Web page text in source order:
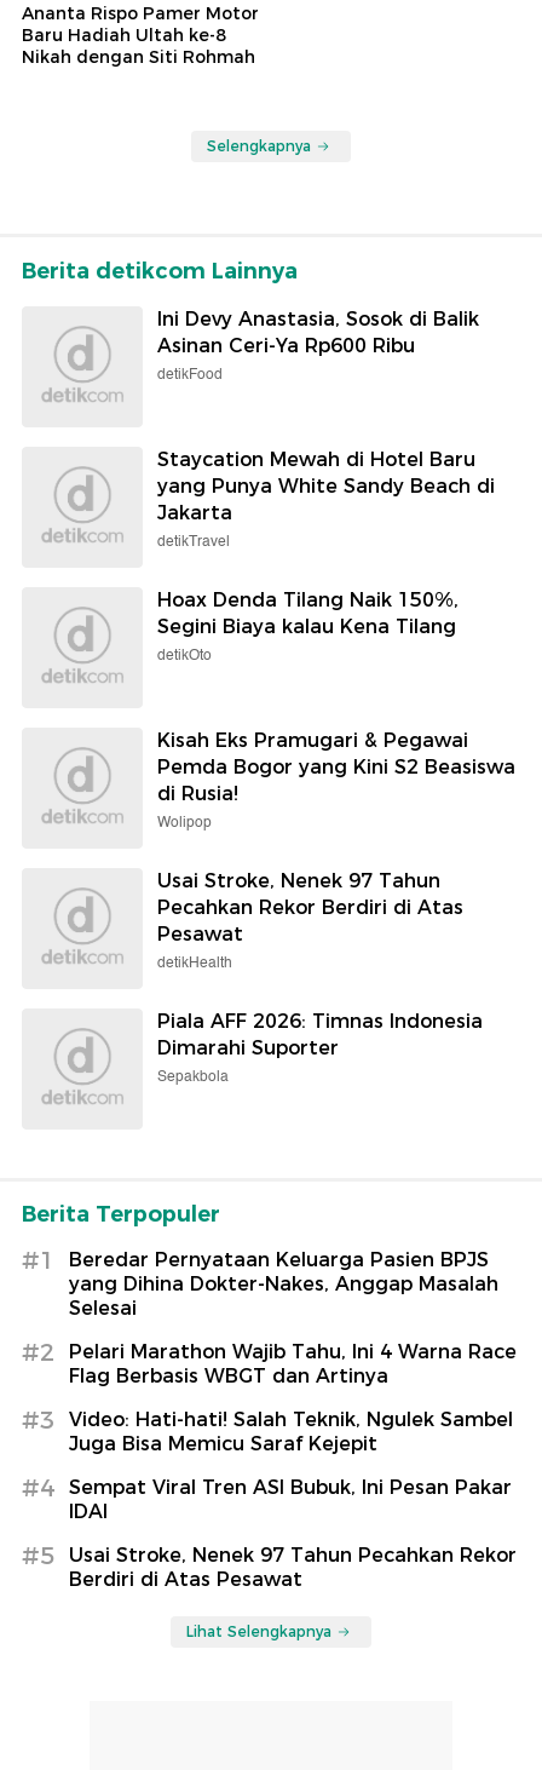
Ananta Rispo Pamer Motor
Baru Hadiah Ultah ke-8
Nikah dengan Siti Rohmah
Selengkapnya
Berita detikcom Lainnya
Ini Devy Anastasia, Sosok di Balik
Asinan Ceri-Ya Rp600 Ribu
detikFood
Staycation Mewah di Hotel Baru
yang Punya White Sandy Beach di
Jakarta
detikTravel
Hoax Denda Tilang Naik 150%,
Segini Biaya kalau Kena Tilang
detikOto
Kisah Eks Pramugari & Pegawai
Pemda Bogor yang Kini S2 Beasiswa
di Rusia!
Wolipop
Usai Stroke, Nenek 97 Tahun
Pecahkan Rekor Berdiri di Atas
Pesawat
detikHealth
Piala AFF 2026: Timnas Indonesia
Dimarahi Suporter
Sepakbola
Berita Terpopuler
#1
Beredar Pernyataan Keluarga Pasien BPJS
yang Dihina Dokter-Nakes, Anggap Masalah
Selesai
#2
Pelari Marathon Wajib Tahu, Ini 4 Warna Race
Flag Berbasis WBGT dan Artinya
#3
Video: Hati-hati! Salah Teknik, Ngulek Sambel
Juga Bisa Memicu Saraf Kejepit
#4
Sempat Viral Tren ASI Bubuk, Ini Pesan Pakar
IDAI
#5
Usai Stroke, Nenek 97 Tahun Pecahkan Rekor
Berdiri di Atas Pesawat
Lihat Selengkapnya